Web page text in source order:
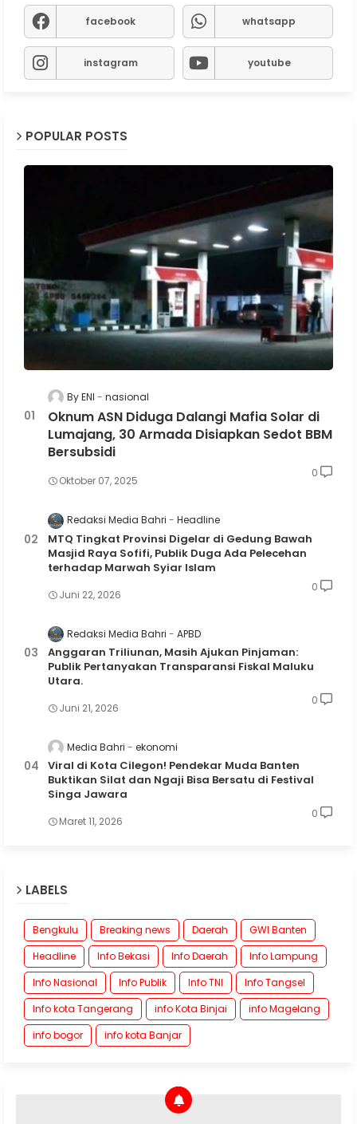
facebook whatsapp
instagram youtube
POPULAR POSTS
By ENI nasional
Oknum ASN Diduga Dalangi Mafia Solar di
Lumajang, 30 Armada Disiapkan Sedot BBM
Bersubsidi
Oktober 07, 2025
0
Redaksi Media Bahri Headline
MTQ Tingkat Provinsi Digelar di Gedung Bawah
Masjid Raya Sofifi, Publik Duga Ada Pelecehan
terhadap Marwah Syiar Islam
Juni 22, 2026
0
Redaksi Media Bahri APBD
Anggaran Triliunan, Masih Ajukan Pinjaman:
Publik Pertanyakan Transparansi Fiskal Maluku
Utara.
Juni 21, 2026
0
Media Bahri ekonomi
Viral di Kota Cilegon! Pendekar Muda Banten
Buktikan Silat dan Ngaji Bisa Bersatu di Festival
Singa Jawara
Maret 11, 2026
0
LABELS
Bengkulu Breaking news Daerah
GWI Banten
Headline
Info Bekasi Info Daerah
Info Lampung
Info Nasional
Info Publik Info TNI
Info Tangsel
Info kota Tangerang
info Kota Binjai
info Magelang
info bogor
info kota Banjar